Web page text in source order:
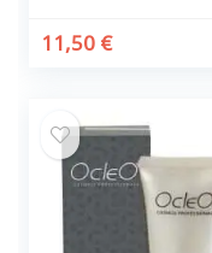
11,50 €